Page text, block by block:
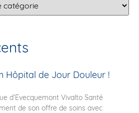
Hôpital de Jour Douleur !
d’Évecquemont Vivalto Santé
de son offre de soins avec